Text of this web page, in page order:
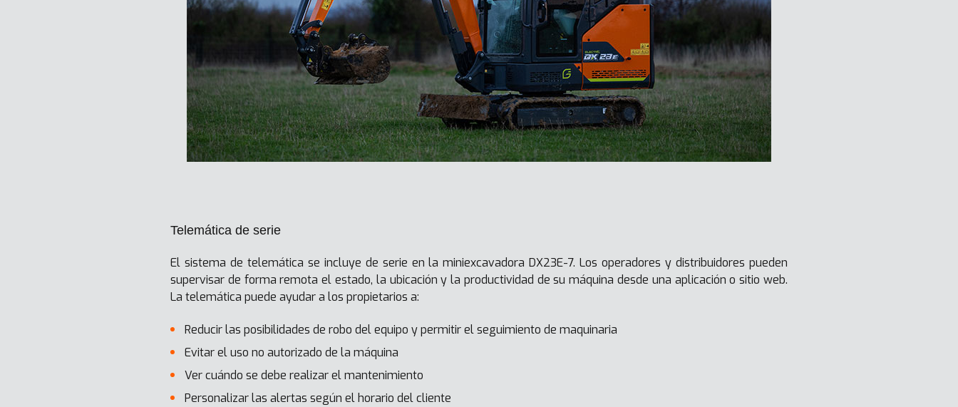
Telemática de serie
El sistema de telemática se incluye de serie en la miniexcavadora DX23E-7. Los operadores y distribuidores pueden
supervisar de forma remota el estado, la ubicación y la productividad de su máquina desde una aplicación o sitio web.
La telemática puede ayudar a los propietarios a:
Reducir las posibilidades de robo del equipo y permitir el seguimiento de maquinaria
Evitar el uso no autorizado de la máquina
Ver cuándo se debe realizar el mantenimiento
Personalizar las alertas según el horario del cliente